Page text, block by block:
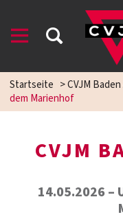
Startseite >CVJM
dem Marienhof
CVJM
14.05.2026 –